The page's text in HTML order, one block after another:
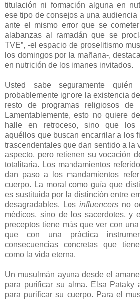
titulación ni formación alguna en
ese tipo de consejos a una audiencia
ante el mismo error que se
alabanzas al ramadán que se
TVE”, -el espacio de proselitismo
los domingos por la mañana-,
en nutrición de los imanes invitados.
Usted sabe seguramente
probablemente ignore la existencia de
resto de programas religiosos de
Lamentablemente, esto no quiere
halle en retroceso, sino que los
aquéllos que buscan encarrilar a los
trascendentales que dan sentido a la
aspecto, pero retienen su vocación
totalitaria. Los mandamientos
dan paso a los mandamientos
cuerpo. La moral como guía que
es sustituida por la distinción entre
desagradables. Los influencers no
médicos, sino de los sacerdotes, y
preceptos tiene más que ver con
que con una práctica
consecuencias concretas que
como la vida eterna.
Un musulmán ayuna desde el
para purificar su alma. Elsa Pataky
para purificar su cuerpo. Para el